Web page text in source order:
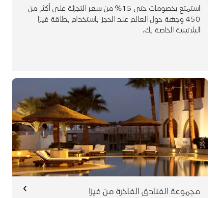
استمتع بخصومات حتى 15% من سعر التجزئة على أكثر من
450 وجهة حول العالم عند الحجز باستخدام بطاقة فيزا
البلاتينية الخاصة بك.
مجموعة الفنادق الفاخرة من فيزا
العروض:
أفضل سعر متاح
ترقية مباشرة للغرفة فور الوصول
"واي فاي" مجاني في الغرفة
وجبة إفطار مجانية يومياً
رصيد بمبلغ 24 دولار أمريكي للأطعمة والأشربة
حالة الضيف "VIP"
تسجيل الخروج الساعة 3 عصراً (حسب الطلب)
للاستفادة من العرض، يجب الحجز من هنا